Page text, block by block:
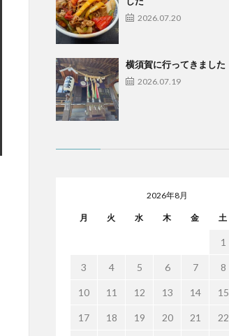
2026.07.20
横須賀に行ってきました
2026.07.19
2026年8月
月 火 水 木 金 土
1
3 4 5 6 7 8
10 11 12 13 14 15
17 18 19 20 21 22